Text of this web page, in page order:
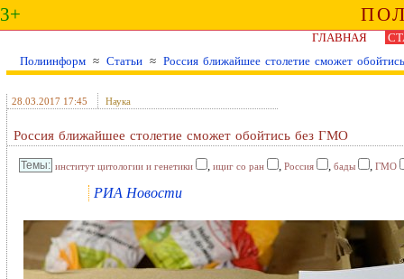
3+
ГЛАВНАЯ
Полиинформ ≈ Статьи ≈ Россия ближайшее столетие сможет
28.03.2017 17:45 Наука
Россия ближайшее столетие сможет обойтись без ГМО
институт цитологии и генетики , ициг со ран , Россия , бады , ГМО
РИА Новости